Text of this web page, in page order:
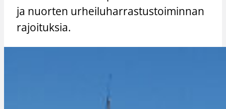
ja nuorten urheiluharrastustoiminnan
rajoituksia.